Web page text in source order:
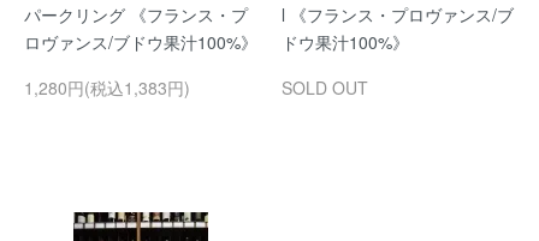
パークリング 《フランス・プ
ロヴァンス/ブドウ果汁100%》
1,280円(税込1,383円)
l 《フランス・プロヴァンス/ブ
ドウ果汁100%》
SOLD OUT